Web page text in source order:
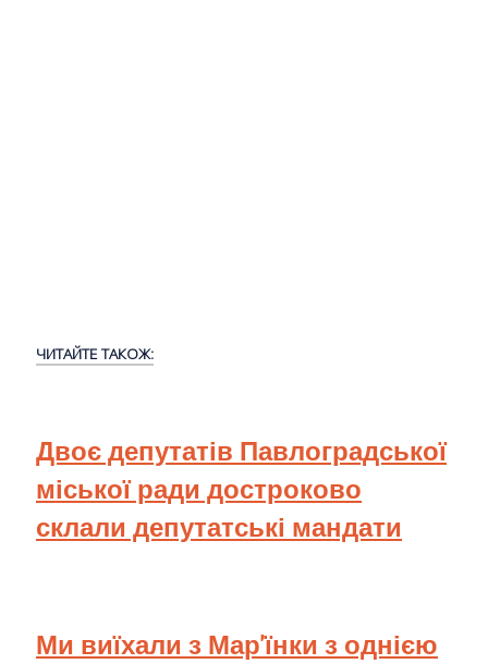
ЧИТАЙТЕ ТАКОЖ:
Двоє депутатів Павлоградської
міської ради достроково
склали депутатські мандати
Ми виїхали з Мар'їнки з однією